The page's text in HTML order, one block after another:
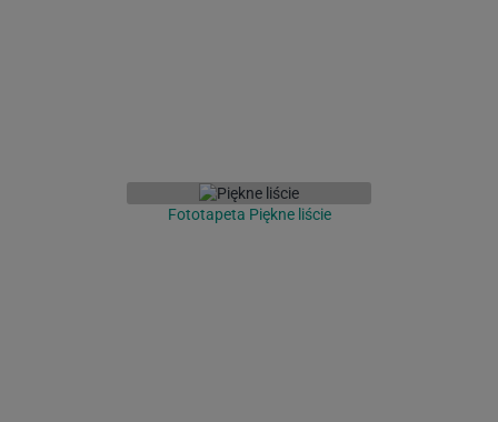
Fototapeta Piękne liście